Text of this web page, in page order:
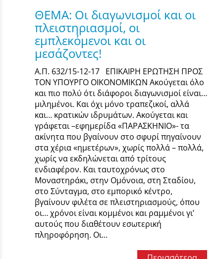
ΘΕΜΑ: Οι διαγωνισμοί και οι
πλειστηριασμοί, οι
εμπλεκόμενοι και οι
μεσάζοντες!
Α.Π. 632/15-12-17 ΕΠΙΚΑΙΡΗ ΕΡΩΤΗΣΗ ΠΡΟΣ
ΤΟΝ ΥΠΟΥΡΓΟ ΟΙΚΟΝΟΜΙΚΩΝ Ακούγεται όλο
και πιο πολύ ότι διάφοροι διαγωνισμοί είναι…
μιλημένοι. Και όχι μόνο τραπεζικοί, αλλά
και… κρατικών ιδρυμάτων. Ακούγεται και
γράφεται –εφημερίδα «ΠΑΡΑΣΚΗΝΙΟ»- τα
ακίνητα που βγαίνουν στο σφυρί πηγαίνουν
στα χέρια «ημετέρων», χωρίς πολλά – πολλά,
χωρίς να εκδηλώνεται από τρίτους
ενδιαφέρον. Και ταυτοχρόνως στο
Μοναστηράκι, στην Ομόνοια, στη Σταδίου,
στο Σύνταγμα, στο εμπορικό κέντρο,
βγαίνουν φιλέτα σε πλειστηριασμούς, όπου
οι… χρόνοι είναι κομμένοι και ραμμένοι γι’
αυτούς που διαθέτουν εσωτερική
πληροφόρηση. Οι...